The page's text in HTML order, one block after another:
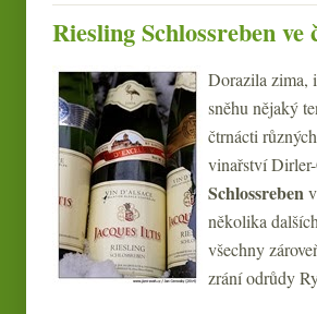
Riesling Schlossreben
Dorazila zima,
sněhu nějaký
čtrnácti
vinařství Dirler-
Schlossreben
několika
všechny
zrání odrůdy